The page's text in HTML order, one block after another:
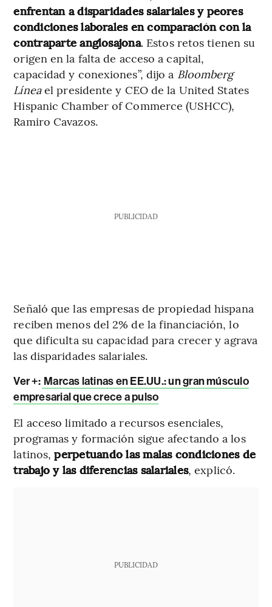
enfrentan a disparidades salariales y peores
condiciones laborales en comparación con la
contraparte anglosajona. Estos retos tienen su
origen en la falta de acceso a capital,
capacidad y conexiones”, dijo a Bloomberg
Líneael presidente y CEO de la United States
Hispanic Chamber of Commerce (USHCC),
Ramiro Cavazos.
PUBLICIDAD
Señaló que las empresas de propiedad hispana
reciben menos del 2% de la financiación, lo
que dificulta su capacidad para crecer y agrava
las disparidades salariales.
Ver +: Marcas latinas en EE.UU.: un gran músculo
empresarial que crece a pulso
El acceso limitado a recursos esenciales,
programas y formación sigue afectando a los
latinos, perpetuando las malas condiciones de
trabajo y las diferencias salariales, explicó.
PUBLICIDAD